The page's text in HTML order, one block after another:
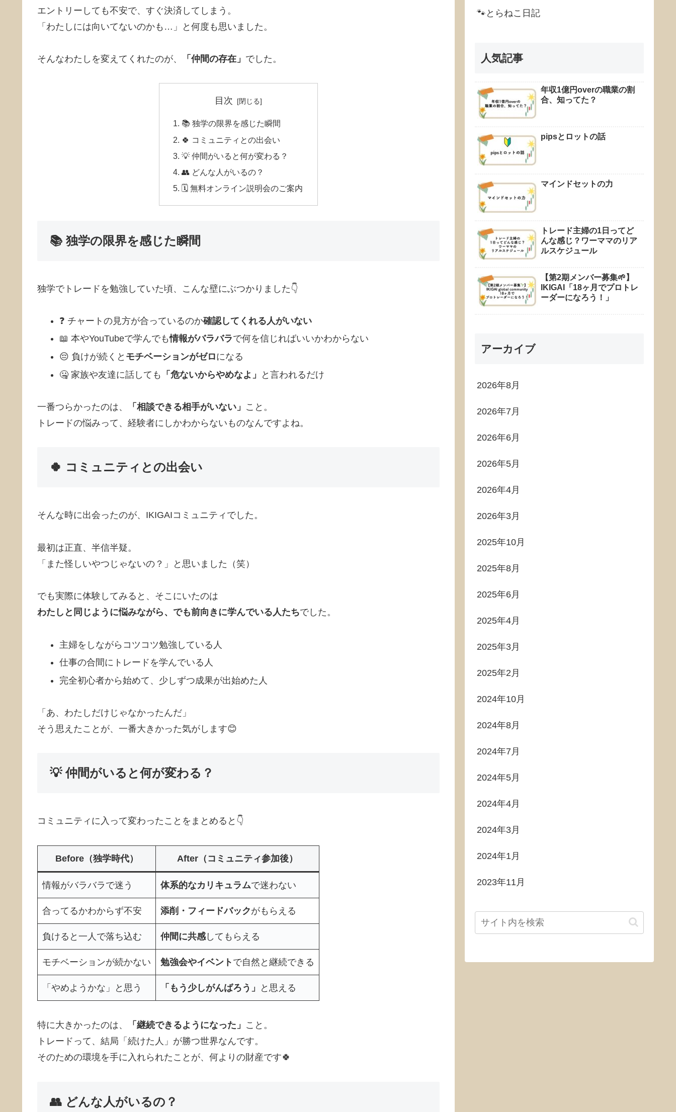
エントリーしても不安で、すぐ決済してしまう。
「わたしには向いてないのかも…」と何度も思いました。
そんなわたしを変えてくれたのが、 「仲間の存在」 でした。
目次
📚 独学の限界を感じた瞬間
🍀 コミュニティとの出会い
💡 仲間がいると何が変わる？
👥 どんな人がいるの？
🗓 無料オンライン説明会のご案内
📚 独学の限界を感じた瞬間
独学でトレードを勉強していた頃、こんな壁にぶつかりました👇
❓ チャートの見方が合っているのか確認してくれる人がいない
📖 本やYouTubeで学んでも情報がバラバラで何を信じればいいかわからない
😔 負けが続くと モチベーションがゼロになる
🤐 家族や友達に話しても
「危ないからやめなよ」 と言われるだけ
一番つらかったのは、 「相談できる相手がいない」 こと。
トレードの悩みって、経験者にしかわからないものなんですよね。
🍀 コミュニティとの出会い
そんな時に出会ったのが、IKIGAIコミュニティでした。
最初は正直、半信半疑。
「また怪しいやつじゃないの？」と思いました（笑）
でも実際に体験してみると、そこにいたのは
わたしと同じように悩みながら、でも前向きに学んでいる人たちでした。
主婦をしながらコツコツ勉強している人
仕事の合間にトレードを学んでいる人
完全初心者から始めて、少しずつ成果が出始めた人
「あ、わたしだけじゃなかったんだ」
そう思えたことが、一番大きかった気がします😊
💡 仲間がいると何が変わる？
コミュニティに入って変わったことをまとめると👇
Before（独学時代） After（コミュニティ参加後）
情報がバラバラで迷う 体系的なカリキュラムで迷わない
合ってるかわからず不安 添削・フィードバックがもらえる
負けると一人で落ち込む 仲間に共感 してもらえる
モチベーションが続かない 勉強会やイベント で自然と継続できる
「やめようかな」と思う 「もう少しがんばろう」 と思える
特に大きかったのは、 「継続できるようになった」 こと。
トレードって、結局「続けた人」が勝つ世界なんです。
そのための環境を手に入れられたことが、何よりの財産です🍀
👥 どんな人がいるの？
🐾とらねこ日記
人気記事
年収1億円overの職業の割
合、知ってた？
pipsとロットの話
マインドセットの力
トレード主婦の1日ってど
んな感じ？ワーママのリア
ルスケジュール
【第2期メンバー募集🌱】
IKIGAI「18ヶ月でプロトレ
ーダーになろう！」
アーカイブ
2026年8月
2026年7月
2026年6月
2026年5月
2026年4月
2026年3月
2025年10月
2025年8月
2025年6月
2025年4月
2025年3月
2025年2月
2024年10月
2024年8月
2024年7月
2024年5月
2024年4月
2024年3月
2024年1月
2023年11月